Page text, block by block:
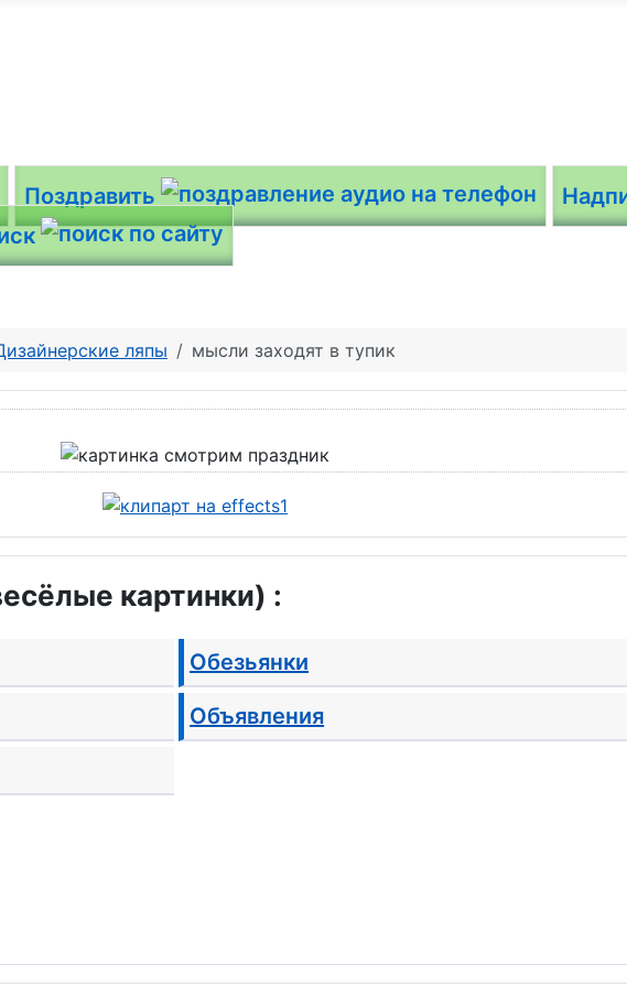
Поздравить
ляпы мысли заходят в тупик
картинки) :
Обезьянки
Объявления